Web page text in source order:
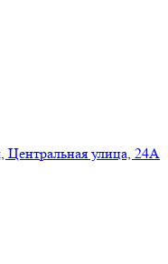
Центральная улица, 24А